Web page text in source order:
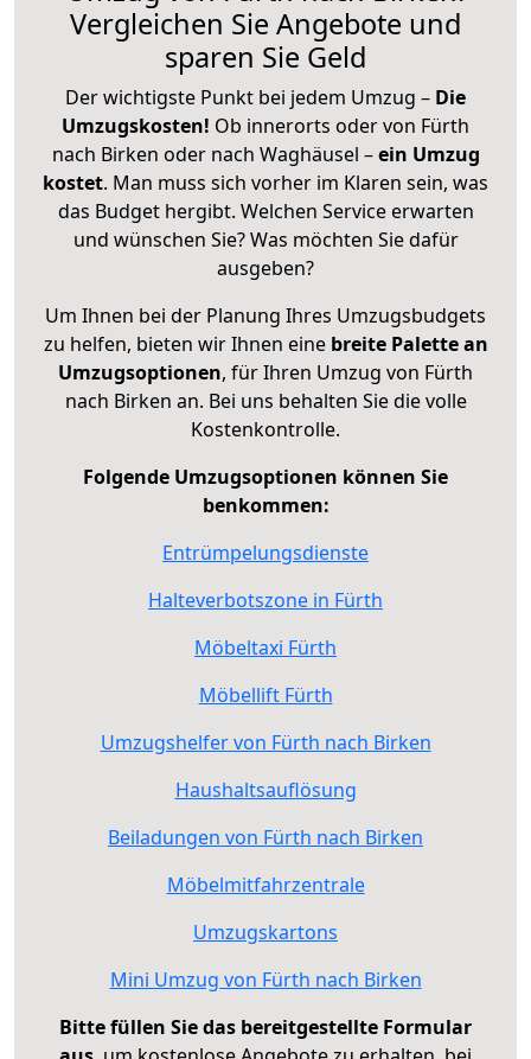
Vergleichen Sie Angebote und
sparen Sie Geld
Der wichtigste Punkt bei jedem Umzug – Die
Umzugskosten! Ob innerorts oder von Fürth
nach Birken oder nach Waghäusel –ein Umzug
kostet. Man muss sich vorher im Klaren sein, was
das Budget hergibt. Welchen Service erwarten
und wünschen Sie? Was möchten Sie dafür
ausgeben?
Um Ihnen bei der Planung Ihres Umzugsbudgets
zu helfen, bieten wir Ihnen eine breite Palette an
Umzugsoptionen, für Ihren Umzug von Fürth
nach Birken an. Bei uns behalten Sie die volle
Kostenkontrolle.
Folgende Umzugsoptionen können Sie
benkommen:
Entrümpelungsdienste
Halteverbotszone in Fürth
Möbeltaxi Fürth
Möbellift Fürth
Umzugshelfer von Fürth nach Birken
Haushaltsauflösung
Beiladungen von Fürth nach Birken
Möbelmitfahrzentrale
Umzugskartons
Mini Umzug von Fürth nach Birken
Bitte füllen Sie das bereitgestellte Formular